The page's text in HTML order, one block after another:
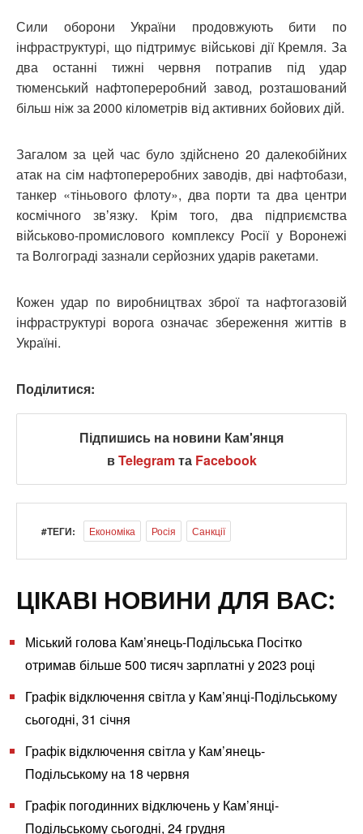
Сили оборони України продовжують бити по
інфраструктурі, що підтримує військові дії Кремля. За
два останні тижні червня потрапив під удар
тюменський нафтопереробний завод, розташований
більш ніж за 2000 кілометрів від активних бойових дій.
Загалом за цей час було здійснено 20 далекобійних
атак на сім нафтопереробних заводів, дві нафтобази,
танкер «тіньового флоту», два порти та два центри
космічного звʼязку. Крім того, два підприємства
військово-промислового комплексу Росії у Воронежі
та Волгограді зазнали серйозних ударів ракетами.
Кожен удар по виробництвах зброї та нафтогазовій
інфраструктурі ворога означає збереження життів в
Україні.
Поділитися:
Підпишись на новини Кам'янця
вTelegramта Facebook
#ТЕГИ: Економіка Росія Санкції
ЦІКАВІ НОВИНИ ДЛЯ ВАС:
Міський голова Кам’янець-Подільська Посітко
отримав більше 500 тисяч зарплатні у 2023 році
Графік відключення світла у Кам’янці-Подільському
сьогодні, 31 січня
Графік відключення світла у Кам’янець-
Подільському на 18 червня
Графік погодинних відключень у Кам’янці-
Подільському сьогодні, 24 грудня